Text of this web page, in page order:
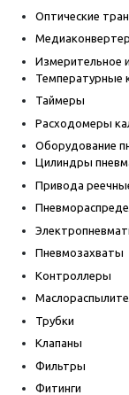
Оптические
Измерительное
Температурные
Таймеры
Расходомеры
Оборудование
Цилиндры
Привода
Пневмозахваты
Контроллеры
Трубки
Клапаны
Фильтры
Фитинги